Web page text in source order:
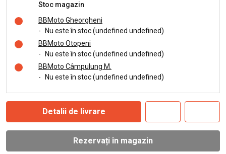
Stoc magazin
BBMoto Gheorgheni
-
Nu este în stoc (undefined undefined)
BBMoto Otopeni
-
Nu este în stoc (undefined undefined)
BBMoto Câmpulung M.
-
Nu este în stoc (undefined undefined)
Detalii de livrare
Rezervați în magazin